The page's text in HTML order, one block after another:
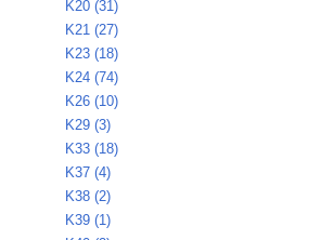
K20 (31)
K21 (27)
K23 (18)
K24 (74)
K26 (10)
K29 (3)
K33 (18)
K37 (4)
K38 (2)
K39 (1)